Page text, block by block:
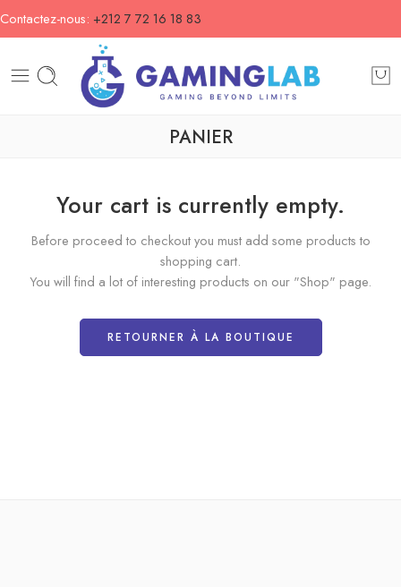
Contactez-nous: +212 7 72 16 18 83
PANIER
Your cart is currently empty.
Before proceed to checkout you must add some products to
shopping cart.
You will find a lot of interesting products on our "Shop" page.
RETOURNER À LA BOUTIQUE